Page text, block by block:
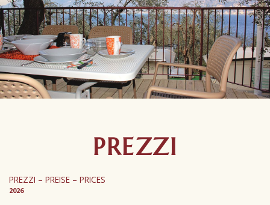
PREZZI
PREZZI – PREISE – PRICES
2026